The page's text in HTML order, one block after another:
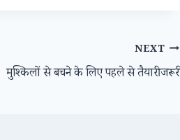
NEXT
मुश्किलों से बचने के लिए पहले से तैयारी जरूरी